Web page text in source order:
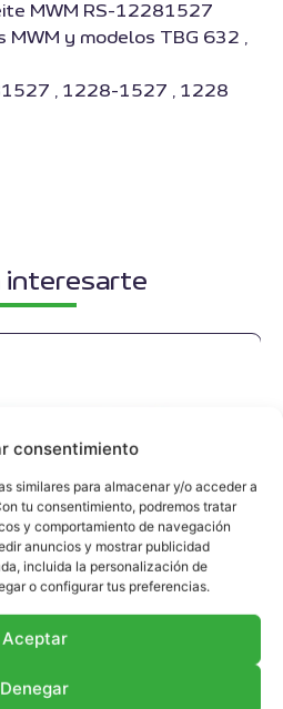
consentimiento
similares para almacenar y/o acceder a
tu consentimiento, podremos tratar
y comportamiento de navegación
anuncios y mostrar publicidad
incluida la personalización de
o configurar tus preferencias.
Aceptar
Denegar
MWM RS-12281527
MWM y modelos TBG 632 ,
, 1228-1527 , 1228
interesarte